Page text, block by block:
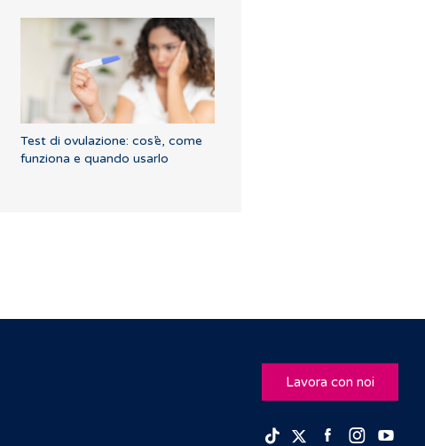
Test di ovulazione: cos’è, come
funziona e quando usarlo
Lavora con noi
TikTokTwitterFacebook